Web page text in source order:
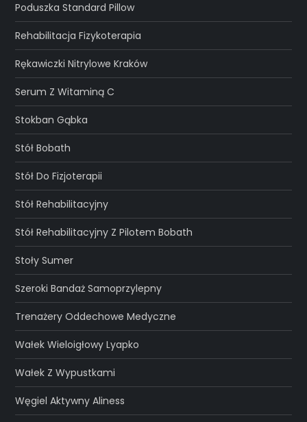
Poduszka Standard Pillow
Rehabilitacja Fizykoterapia
Rękawiczki Nitrylowe Kraków
Serum Z Witaminą C
Stokban Gąbka
Stół Bobath
Stół Do Fizjoterapii
Stół Rehabilitacyjny
Stół Rehabilitacyjny Z Pilotem Bobath
Stoły Sumer
Szeroki Bandaż Samoprzylepny
Trenażery Oddechowe Medyczne
Wałek Wieloigłowy Lyapko
Wałek Z Wypustkami
Węgiel Aktywny Aliness